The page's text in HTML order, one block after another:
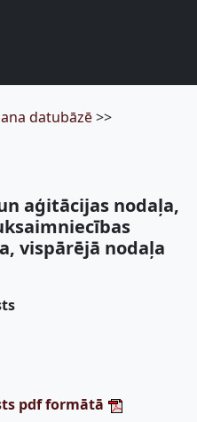
datubāzē>>
aģitācijas nodaļa,
vispārējā nodaļa
pdf formātā